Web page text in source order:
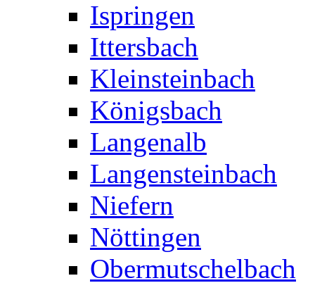
Ispringen
Ittersbach
Kleinsteinbach
Königsbach
Langenalb
Langensteinbach
Niefern
Nöttingen
Obermutschelbach